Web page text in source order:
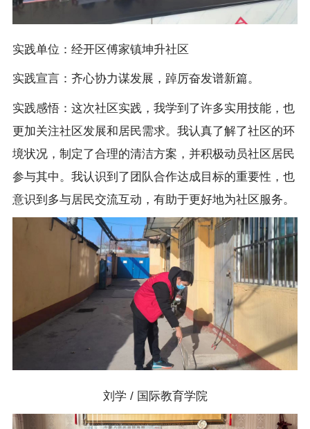
实践单位：经开区傅家镇坤升社区
实践宣言：齐心协力谋发展，踔厉奋发谱新篇。
实践感悟：这次社区实践，我学到了许多实用技能，也
更加关注社区发展和居民需求。我认真了解了社区的环
境状况，制定了合理的清洁方案，并积极动员社区居民
参与其中。我认识到了团队合作达成目标的重要性，也
意识到多与居民交流互动，有助于更好地为社区服务。
刘学 / 国际教育学院